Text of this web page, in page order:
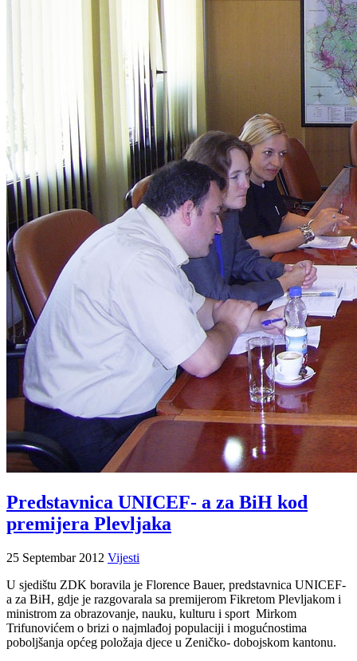
Predstavnica UNICEF- a za BiH kod
premijera Plevljaka
25 Septembar 2012 Vijesti
U sjedištu ZDK boravila je Florence Bauer, predstavnica UNICEF-
a za BiH, gdje je razgovarala sa premijerom Fikretom Plevljakom i
ministrom za obrazovanje, nauku, kulturu i sport Mirkom
Trifunovićem o brizi o najmlađoj populaciji i mogućnostima
poboljšanja općeg položaja djece u Zeničko- dobojskom kantonu.